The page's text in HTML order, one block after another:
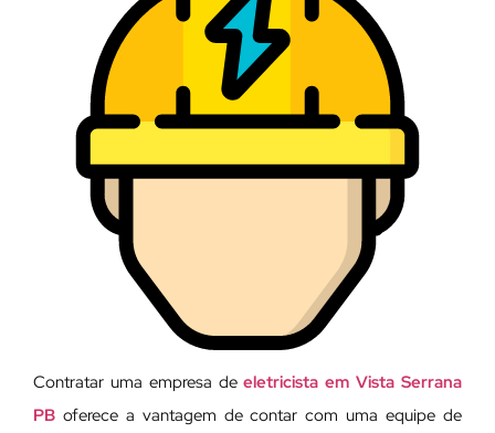
Contratar uma empresa deeletricista em Vista Serrana
PB oferece a vantagem de contar com uma equipe de